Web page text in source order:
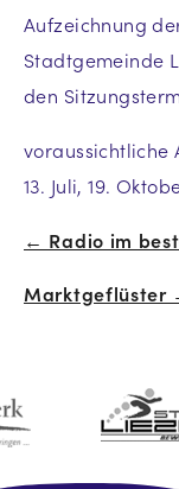
Aufzeichnung
Stadtgemeinde
den
voraussichtliche
13. Juli, 19.
Beitrags-
Navigation
← Radio im
Marktgeflüster